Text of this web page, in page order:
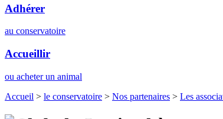
Adhérer
au conservatoire
Accueillir
ou acheter un animal
Accueil > le conservatoire > Nos partenaires > Les